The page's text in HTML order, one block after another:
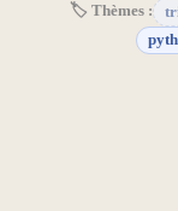
🏷 Thèmes :